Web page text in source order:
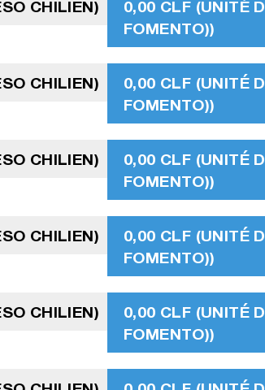
CHILIEN)
0,00 CLF (UNITÉ
FOMENTO))
CHILIEN)
0,00 CLF (UNITÉ
FOMENTO))
CHILIEN)
0,00 CLF (UNITÉ
FOMENTO))
CHILIEN)
0,00 CLF (UNITÉ
FOMENTO))
CHILIEN)
0,00 CLF (UNITÉ
FOMENTO))